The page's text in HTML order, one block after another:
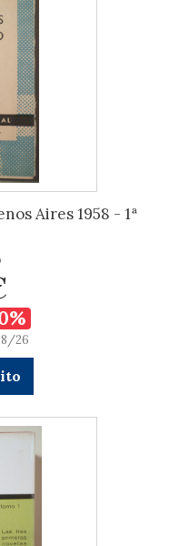
Aires 1958 - 1ª
26